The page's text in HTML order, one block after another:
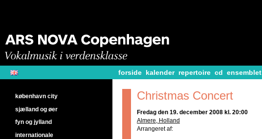
forside kalender repertoire cd ensemblet
Christmas Concert
Fredag den 19. december 2008 kl. 20:00
Almere, Holland
Arrangeret af:
københavn city
sjælland og øer
fyn og jylland
internationale